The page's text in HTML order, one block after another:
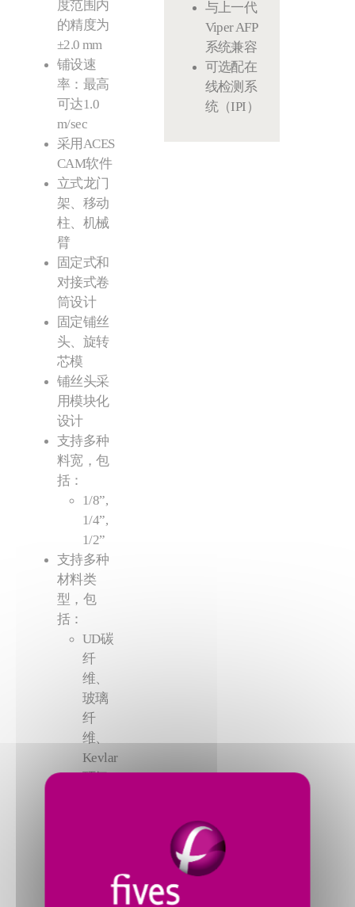
度范围内
的精度为
±2.0 mm
铺设速
率：最高
可达1.0
m/sec
采用ACES
CAM软件
立式龙门
架、移动
柱、机械
臂
固定式和
对接式卷
筒设计
固定铺丝
头、旋转
芯模
铺丝头采
用模块化
设计
支持多种
料宽，包
括：
1/8”,
1/4”,
1/2”
支持多种
材料类
型，包
括：
UD碳
纤
维、
玻璃
纤
维、
Kevlar
环氧
与上一代
Viper AFP
系统兼容
可选配在
线检测系
统（IPI）